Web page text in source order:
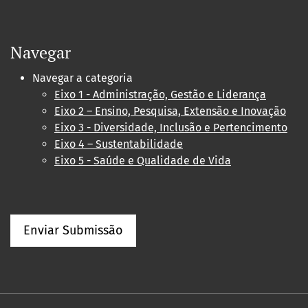
Navegar
Navegar a categoria
Eixo 1 - Administração, Gestão e Liderança
Eixo 2 – Ensino, Pesquisa, Extensão e Inovação
Eixo 3 - Diversidade, Inclusão e Pertencimento
Eixo 4 – Sustentabilidade
Eixo 5 - Saúde e Qualidade de Vida
Enviar Submissão